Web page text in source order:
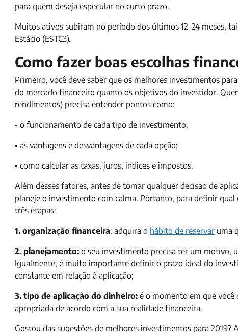
para quem deseja especular no curto prazo.
Muitos ativos subiram no período dos últimos 12-24 meses,
Estácio (ESTC3).
Como fazer boas escolhas
Primeiro, você deve saber que os melhores investimentos
do mercado financeiro quanto os objetivos do investidor.
rendimentos) precisa entender pontos como:
• o funcionamento de cada tipo de investimento;
• as vantagens e desvantagens de cada opção;
• como calcular as taxas, juros, índices e impostos.
Além desses fatores, antes de tomar qualquer decisão de
planeje o investimento com calma. Portanto, para definir qual
três etapas:
1. organização financeira: adquira o hábito de reservar uma
2. planejamento: o seu investimento precisa ter um motivo,
Igualmente, é muito importante definir o prazo ideal do
constante em relação à aplicação;
3. tipo de aplicação do dinheiro: é o momento em que
apropriada de acordo com a sua realidade financeira.
Gostou das sugestões de melhores investimentos para 2019?